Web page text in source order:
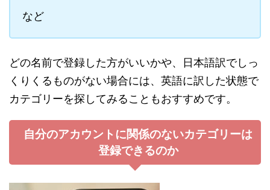
など
どの名前で登録した方がいいかや、日本語訳でしっ
くりくるものがない場合には、英語に訳した状態で
カテゴリーを探してみることもおすすめです。
自分のアカウントに関係のないカテゴリーは
登録できるのか